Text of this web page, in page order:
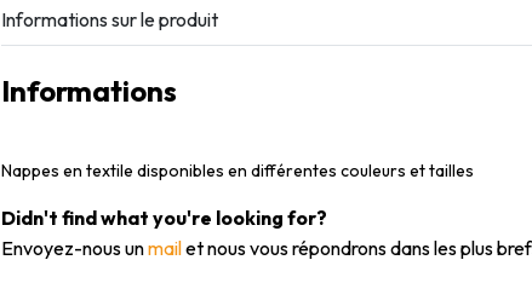
Informations sur le produit
Informations
Nappes en textile disponibles en différentes couleurs et tailles
Didn't find what you're looking for?
Envoyez-nous unmailet nous vous répondrons dans les plus